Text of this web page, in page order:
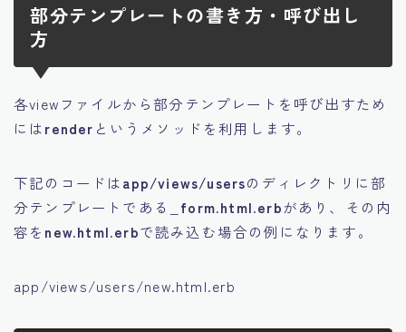
部分テンプレートの書き方・呼び出し
方
各viewファイルから部分テンプレートを呼び出すため
にはrender というメソッドを利用します。
下記のコードはapp/views/usersのディレクトリに部
分テンプレートである
_form.html.erbがあり、その内
容を new.html.erbで読み込む場合の例になります。
app/views/users/new.html.erb